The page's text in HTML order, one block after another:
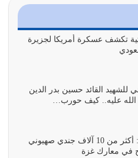
بالحياة الأبدية والرزق
في…
رسول الله معرفة سيرته
هنا اترك القرآن على أصله
على…
تكشف عسكرة أمريكا لجزيرة
للشهيد القائد حسين بدر الدين
الله عليه.. كيف حورب…
صحيفة هآرتس: أكثر من 10 آلاف جندي صهيوني
في معارك غزة